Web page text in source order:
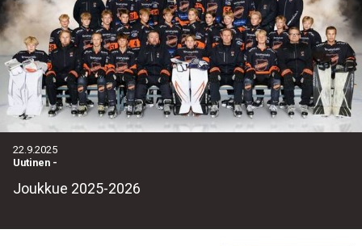
22.9.2025
Uutinen -
Joukkue 2025-2026